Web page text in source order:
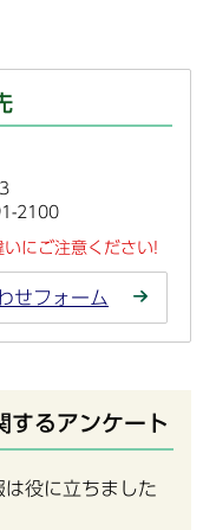
2100
にご注意ください!
せフォーム
するアンケート
は役に立ちました